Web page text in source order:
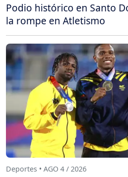
Podio histórico en Santo
la rompe en Atletismo
Deportes • AGO 4 / 2026